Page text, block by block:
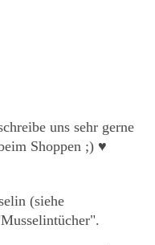
uns sehr gerne
Shoppen ;) ♥
(siehe